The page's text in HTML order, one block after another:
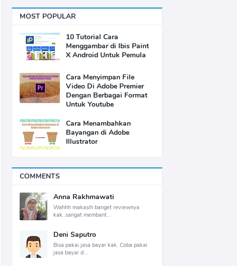
MOST POPULAR
10 Tutorial Cara
Menggambar di Ibis Paint
X Android Untuk Pemula
Cara Menyimpan File
Video Di Adobe Premier
Dengan Berbagai Format
Untuk Youtube
Cara Menambahkan
Bayangan di Adobe
Illustrator
COMMENTS
Anna Rakhmawati
Wahhh makasih banget reviewnya
kak..sangat membant...
Deni Saputro
Bisa pakai jasa bayar kak. Coba pakai
jasa bayar d...